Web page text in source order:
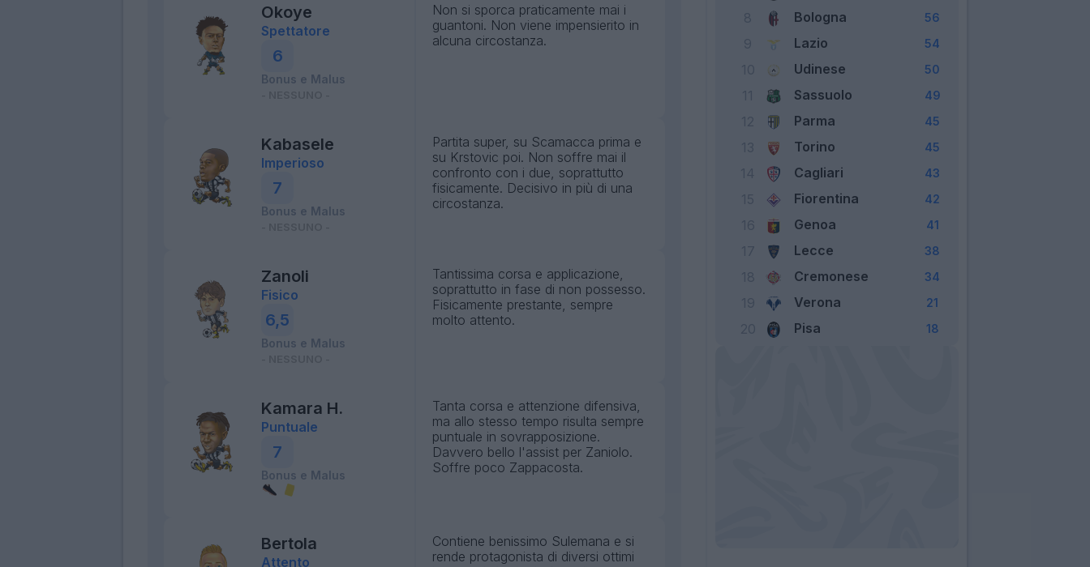
Okoye
Spettatore
6
Bonus e Malus
Non si sporca praticamente mai i
guantoni. Non viene impensierito in
alcuna circostanza.
Kabasele
Imperioso
7
Bonus e Malus
Partita super, su Scamacca prima e
su Krstovic poi. Non soffre mai il
confronto con i due, soprattutto
fisicamente. Decisivo in più di una
circostanza.
Zanoli
Fisico
6,5
Bonus e Malus
Tantissima corsa e applicazione,
soprattutto in fase di non possesso.
Fisicamente prestante, sempre
molto attento.
Kamara H.
Puntuale
7
Bonus e Malus
Tanta corsa e attenzione difensiva,
ma allo stesso tempo risulta sempre
puntuale in sovrapposizione.
Davvero bello l'assist per Zaniolo.
Soffre poco Zappacosta.
Bertola
Attento
Contiene benissimo Sulemana e si
rende protagonista di diversi ottimi
Bologna 56
Lazio 54
Udinese 50
Sassuolo 49
Parma 45
Torino 45
Cagliari 43
Fiorentina 42
Genoa 41
Lecce 38
Cremonese 34
Verona 21
Pisa 18